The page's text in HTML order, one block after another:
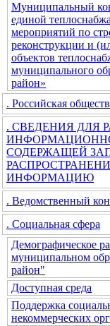
Муниципальный
единой
мероприятий по
реконструкции и
объектов
муниципального
район»
. Российская
. СВЕДЕНИЯ ДЛЯ
СОДЕРЖАЩЕЙ
ИНФОРМАЦИЮ
. Ведомственный
. Социальная сфера
Демографическое
муниципальном
район"
Доступная среда
Поддержка
некоммерческих